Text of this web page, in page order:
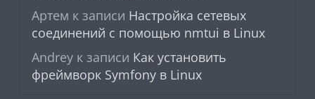
Артем к записи Настройка сетевых
соединений с помощью nmtui в Linux
Andrey к записи Как установить
фреймворк Symfony в Linux